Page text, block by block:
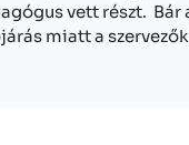
vett részt. Bár
miatt a